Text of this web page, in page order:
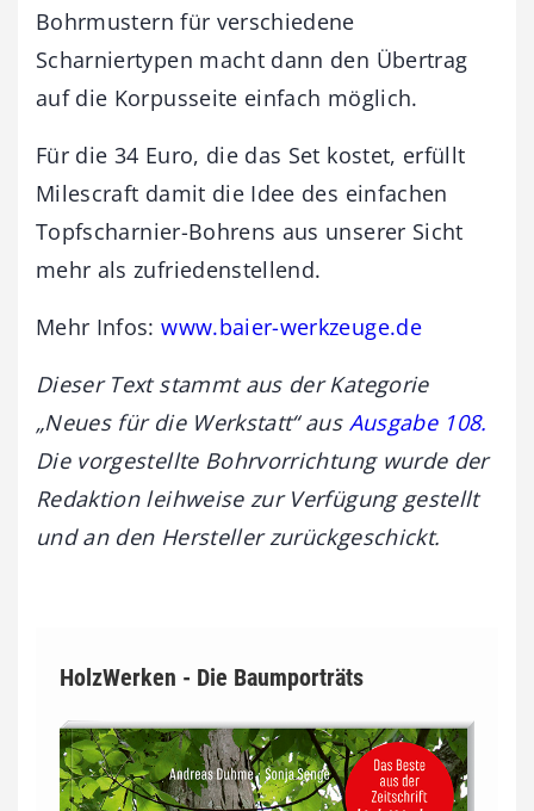
Bohrmustern für verschiedene
Scharniertypen macht dann den Übertrag
auf die Korpusseite einfach möglich.
Für die 34 Euro, die das Set kostet, erfüllt
Milescraft damit die Idee des einfachen
Topfscharnier-Bohrens aus unserer Sicht
mehr als zufriedenstellend.
Mehr Infos:www.baier-werkzeuge.de
Dieser Text stammt aus der Kategorie
„Neues für die Werkstatt“ aus Ausgabe 108.
Die vorgestellte Bohrvorrichtung wurde der
Redaktion leihweise zur Verfügung gestellt
und an den Hersteller zurückgeschickt.
HolzWerken - Die Baumporträts